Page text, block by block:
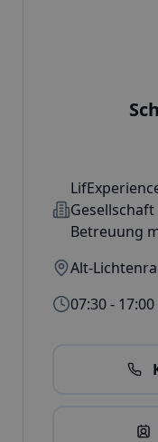
Betreuung
Alt-
07:30 - 17:00